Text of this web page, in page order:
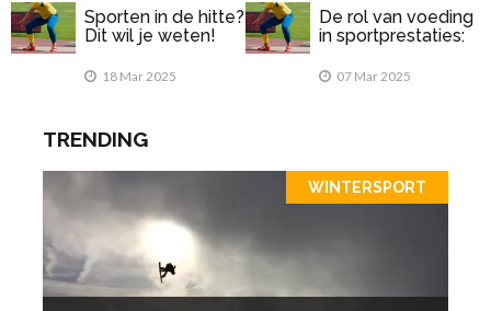
Sporten in de hitte?
Dit wil je weten!
18 Mar 2025
De rol van voeding
in sportprestaties:
na het sporten?
07 Mar 2025
TRENDING
WINTERSPORT